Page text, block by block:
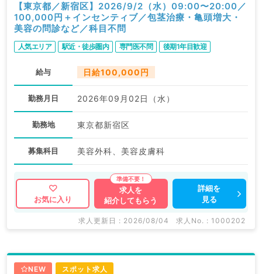
【東京都／新宿区】2026/9/2（水）09:00〜20:00／
100,000円＋インセンティブ／包茎治療・亀頭増大・
美容の問診など／科目不問
人気エリア 駅近・徒歩圏内 専門医不問 後期1年目歓迎
給与 日給100,000円
勤務月日 2026年09月02日（水）
勤務地 東京都新宿区
募集科目 美容外科、美容皮膚科
お気に入り
求人を
紹介してもらう
詳細を
見る
求人更新日 : 2026/08/04 求人No. : 1000202
NEW スポット求人